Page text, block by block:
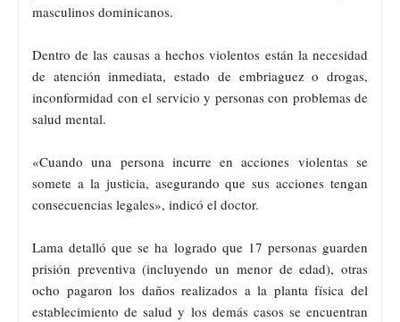
masculinos dominicanos.
Dentro de las causas a hechos violentos están la necesidad
de atención inmediata, estado de embriaguez o drogas,
inconformidad con el servicio y personas con problemas de
salud mental.
«Cuando una persona incurre en acciones violentas se
somete a la justicia, asegurando que sus acciones tengan
consecuencias legales», indicó el doctor.
Lama detalló que se ha logrado que 17 personas guarden
prisión preventiva (incluyendo un menor de edad), otras
ocho pagaron los daños realizados a la planta física del
establecimiento de salud y los demás casos se encuentran